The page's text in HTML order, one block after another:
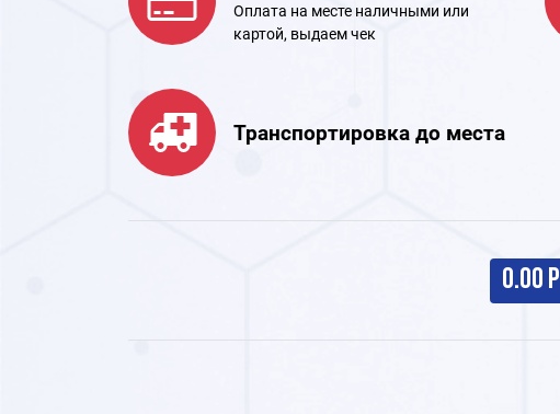
Оплата на месте наличными или
картой, выдаем чек
Транспортировка до места
0.00 Р